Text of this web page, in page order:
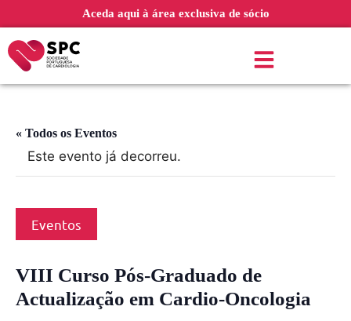
Aceda aqui à área exclusiva de sócio
« Todos os Eventos
Este evento já decorreu.
Eventos
VIII Curso Pós-Graduado de
Actualização em Cardio-Oncologia